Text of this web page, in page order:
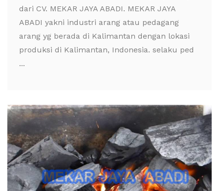
dari CV. MEKAR JAYA ABADI. MEKAR JAYA
ABADI yakni industri arang atau pedagang
arang yg berada di Kalimantan dengan lokasi
produksi di Kalimantan, Indonesia. selaku ped
...